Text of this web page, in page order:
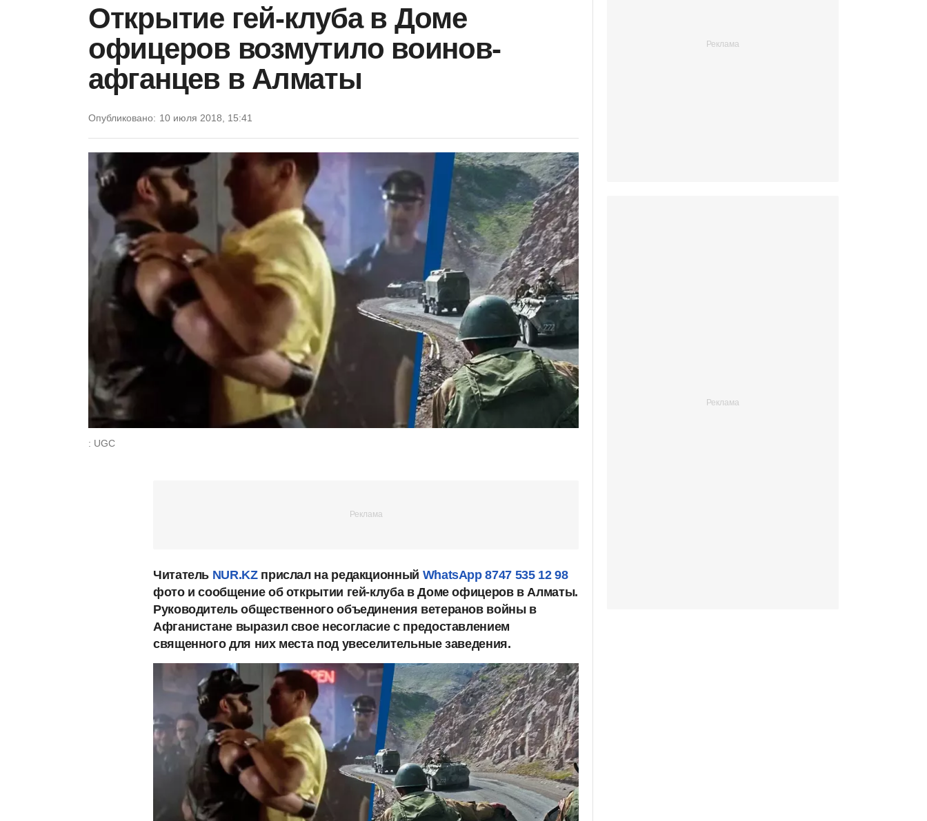
Открытие гей-клуба в Доме
офицеров возмутило воинов-
афганцев в Алматы
Опубликовано: 10 июля 2018, 15:41
: UGC
Читатель NUR.KZприслал на редакционный WhatsApp 8747 535 12 98
фото и сообщение об открытии гей-клуба в Доме офицеров в Алматы.
Руководитель общественного объединения ветеранов войны в
Афганистане выразил свое несогласие с предоставлением
священного для них места под увеселительные заведения.